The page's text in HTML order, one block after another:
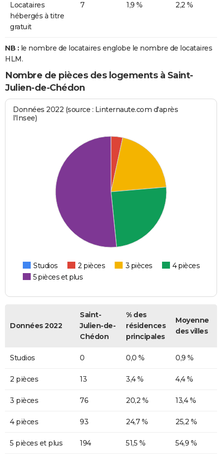
Locataires
hébergés à titre
gratuit
7 1,9 % 2,2 %
NB : le nombre de locataires englobe le nombre de locataires
HLM.
Nombre de pièces des logements à Saint-
Julien-de-Chédon
Données 2022 (source : Linternaute.com d'après
l'Insee)
Studios 2 pièces 3 pièces
4 pièces
5 pièces et plus
Données 2022
Saint-
Julien-de-
Chédon
% des
résidences
principales
Moyenne
des villes
Studios 0 0,0 % 0,9 %
2 pièces 13 3,4 % 4,4 %
3 pièces 76 20,2 % 13,4 %
4 pièces 93 24,7 % 25,2 %
5 pièces et plus 194 51,5 % 54,9 %